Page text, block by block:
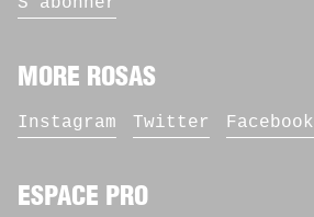
MORE ROSAS
Instagram Twitter Facebook
ESPACE PRO